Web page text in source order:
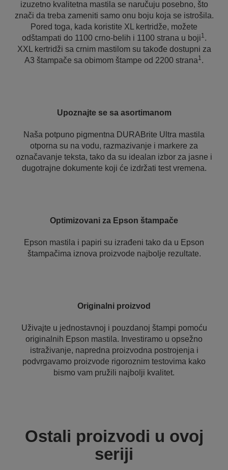
izuzetno kvalitetna mastila se naručuju posebno, što
znači da treba zameniti samo onu boju koja se istrošila.
Pored toga, kada koristite XL kertridže, možete
odštampati do 1100 crno-belih i 1100 strana u boji1.
XXL kertridži sa crnim mastilom su takođe dostupni za
A3 štampače sa obimom štampe od 2200 strana1.
Upoznajte se sa asortimanom
Naša potpuno pigmentna DURABrite Ultra mastila
otporna su na vodu, razmazivanje i markere za
označavanje teksta, tako da su idealan izbor za jasne i
dugotrajne dokumente koji će izdržati test vremena.
Optimizovani za Epson štampače
Epson mastila i papiri su izrađeni tako da u Epson
štampačima iznova proizvode najbolje rezultate.
Originalni proizvod
Uživajte u jednostavnoj i pouzdanoj štampi pomoću
originalnih Epson mastila. Investiramo u opsežno
istraživanje, napredna proizvodna postrojenja i
podvrgavamo proizvode rigoroznim testovima kako
bismo vam pružili najbolji kvalitet.
Ostali proizvodi u ovoj
seriji